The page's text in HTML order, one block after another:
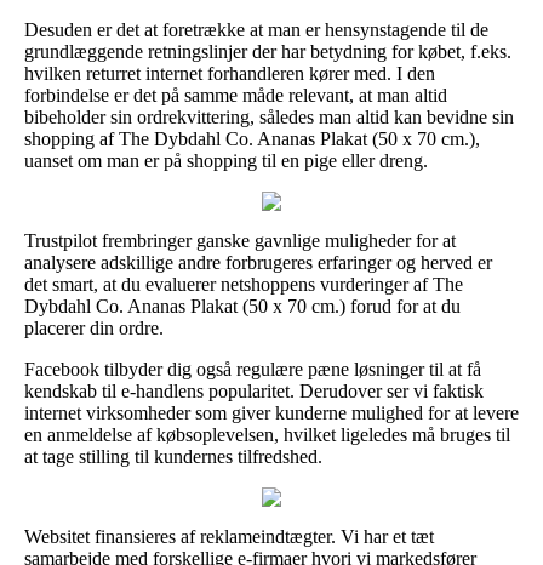
Desuden er det at foretrække at man er hensynstagende til de
grundlæggende retningslinjer der har betydning for købet, f.eks.
hvilken returret internet forhandleren kører med. I den
forbindelse er det på samme måde relevant, at man altid
bibeholder sin ordrekvittering, således man altid kan bevidne sin
shopping af The Dybdahl Co. Ananas Plakat (50 x 70 cm.),
uanset om man er på shopping til en pige eller dreng.
Trustpilot frembringer ganske gavnlige muligheder for at
analysere adskillige andre forbrugeres erfaringer og herved er
det smart, at du evaluerer netshoppens vurderinger af The
Dybdahl Co. Ananas Plakat (50 x 70 cm.) forud for at du
placerer din ordre.
Facebook tilbyder dig også regulære pæne løsninger til at få
kendskab til e-handlens popularitet. Derudover ser vi faktisk
internet virksomheder som giver kunderne mulighed for at levere
en anmeldelse af købsoplevelsen, hvilket ligeledes må bruges til
at tage stilling til kundernes tilfredshed.
Websitet finansieres af reklameindtægter. Vi har et tæt
samarbejde med forskellige e-firmaer hvori vi markedsfører